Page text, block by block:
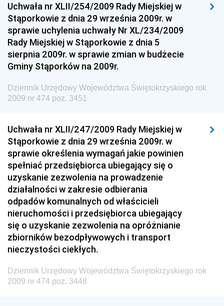
Dziennik Urzędowy Ministra Rozwoju
Dziennik Urzędowy Ministra Infrastruktury i
Budownictwa
Dziennik Urzędowy Ministra Gospodarki Morskiej i
Żeglugi Śródlądowej
Dziennik Urzędowy Ministra Energii
Dziennik Urzędowy Ministra Finansów
Dziennik Urzędowy Ministra Rozwoju i Finansów
Dziennik Urzędowy Wyższego Urzędu Górniczego
Dziennik Urzędowy Prezesa Urzędu Transportu
Kolejowego
Dziennik Urzędowy Ministra Przedsiębiorczości i
Technologii
Dziennik Urzędowy Ministra Inwestycji i Rozwoju
Dziennik Urzędowy Naczelnego Dyrektora Archiwów
Państwowych
Dziennik Urzędowy Ministra Finansów, Inwestycji i
Rozwoju
Uchwała nr XLII/254/2009 Rady Miejskiej w
Stąporkowie z dnia 29 września 2009r. w
sprawie uchylenia uchwały Nr XL/234/2009
Rady Miejskiej w Stąporkowie z dnia 5
sierpnia 2009r. w sprawie zmian w budżecie
Gminy Stąporków na 2009r.
Dziennik Urzędowy Województwa Świętokrzyskiego rok
2009 nr 474 poz. 3451
Uchwała nr XLII/247/2009 Rady Miejskiej w
Stąporkowie z dnia 29 września 2009r. w
sprawie określenia wymagań jakie powinien
spełniać przedsiębiorca ubiegający się o
uzyskanie zezwolenia na prowadzenie
działalności w zakresie odbierania
odpadów komunalnych od właścicieli
nieruchomości i przedsiębiorca ubiegający
się o uzyskanie zezwolenia na opróżnianie
zbiorników bezodpływowych i transport
nieczystości ciekłych.
Dziennik Urzędowy Województwa Świętokrzyskiego rok
2009 nr 474 poz. 3448